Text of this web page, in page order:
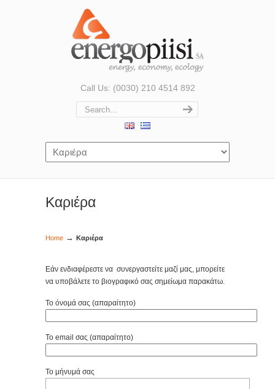
Call Us: (0030) 210 4514 892
Καριέρα
Home → Καριέρα
Εάν ενδιαφέρεστε να συνεργαστείτε μαζί μας, μπορείτε
να υποβάλετε το βιογραφικό σας σημείωμα παρακάτω.
Το όνομά σας (απαραίτητο)
Το email σας (απαραίτητο)
Το μήνυμά σας